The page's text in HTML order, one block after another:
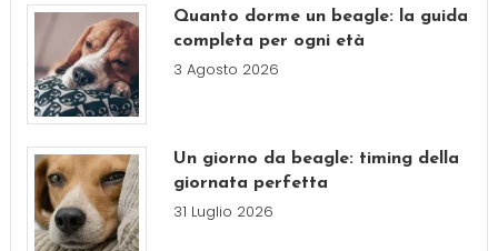
Quanto dorme un beagle: la guida
completa per ogni età
3 Agosto 2026
Un giorno da beagle: timing della
giornata perfetta
31 Luglio 2026